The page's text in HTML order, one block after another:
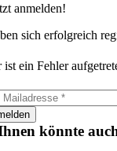
anmelden!
sich erfolgreich
ist ein Fehler
könnte